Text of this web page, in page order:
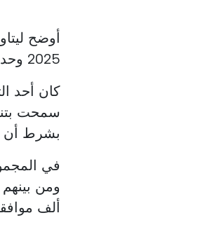
2025 وحده، نفذت الوكالة وهيكل مهمتها 771,000 خدمة.
كان أحد
سمحت
بشرط أن
ألف موافقة و 26